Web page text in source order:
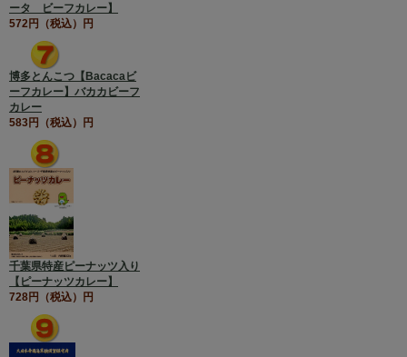
ータ ビーフカレー】
572円（税込）円
博多とんこつ【Bacacaビ
ーフカレー】バカカビーフ
カレー
583円（税込）円
千葉県特産ピーナッツ入り
【ピーナッツカレー】
728円（税込）円